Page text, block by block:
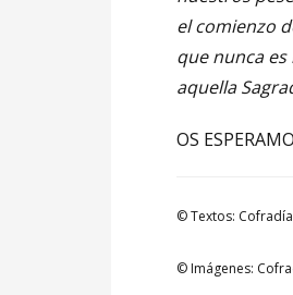
el comienzo
que nunca
aquella
OS
© Textos:
© Imágenes: